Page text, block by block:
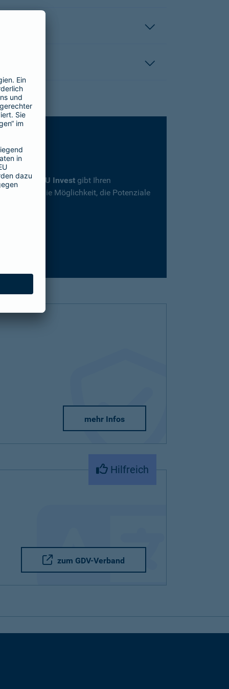
SBU Invest gibt Ihren
und die Möglichkeit, die Potenziale
mehr Infos
Hilfreich
zum GDV-Verband